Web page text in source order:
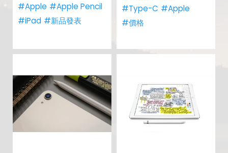
#Apple #Apple Pencil
#iPad #新品發表
#Type-C #Apple
#價格